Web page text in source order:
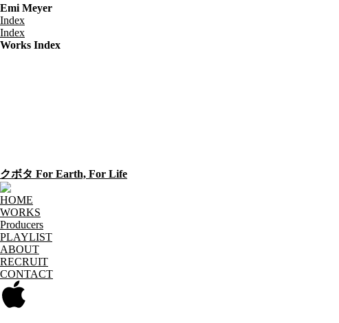
Emi Meyer
Index
Index
Works Index
クボタ For Earth, For Life
HOME
WORKS
Producers
PLAYLIST
ABOUT
RECRUIT
CONTACT